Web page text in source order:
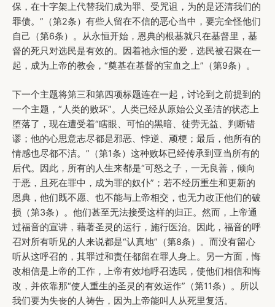
保，在十字架上代替我们成为罪、受咒诅，为的是还清我们的
罪债。”（第2条）有些人留在不信的恶心当中，要完全怪他们
自己（第6条）。从永恒开始，恩典的根基就只在基督里，基
督的死只对选民是有效的。因着祂永恒的爱，选民被召聚在一
起，成为上帝的教会，“奠基在基督的宝血之上”（第9条）。
下一个主题将第三和第四项标题连在一起，讨论到之前提到的
一个主题，“人类的败坏”。人类已经从原始公义圣洁的状态上
堕落了，现在遭受着“瞎眼、可怕的黑暗、徒劳无益、判断错
谬；他的心思意志尽都是邪恶、悖逆、顽梗；最后，他所有的
情感也尽都不洁。”（第1条）这种败坏已经传承到亚当所有的
后代。因此，所有的人生来都是“可怒之子，一无良善，倾向
于恶，且死在罪中，成为罪的奴仆”；若不经历重生和更新的
恩典，他们既不愿、也不能与上帝相交，也无力改正他们的破
损（第3条）。他们甚至无法接受这样的归正。然而，上帝通
过福音的宣讲，藉著圣灵的运行，施行医治。因此，福音的呼
召对所有听见的人来说都是“认真地”（第8条）。而没有留心
听从这呼召的，其罪过和责任都留在罪人身上。另一方面，悔
改相信是上帝的工作，上帝有效地呼召选民，使他们相信和悔
改，并依靠那“使人重生的圣灵的有效运作”（第11条）。所以
我们要为失丧的人祷告，因为上帝能叫人从死里复活。